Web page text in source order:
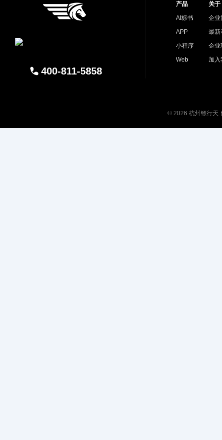
400-811-5858
产品
AI标书
APP
小程序
Web
关于
企业
最新
企业
加入
© 2026 杭州镖行天